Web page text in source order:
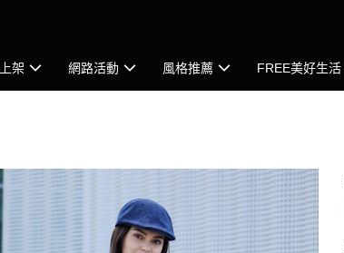
架 網路活動 風格推薦 FREE美好生活